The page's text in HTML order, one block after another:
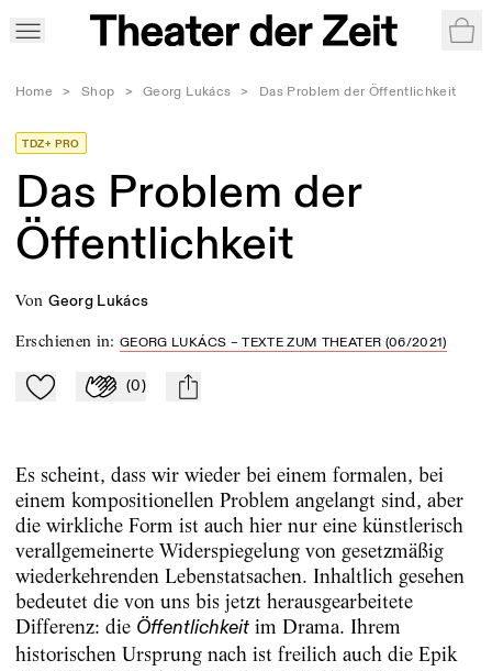
Home > Shop > Georg Lukács > Das Problem der Öffentlichkeit
TDZ+ PRO
Das Problem der
Öffentlichkeit
von Georg Lukács
Erschienen in:GEORG LUKÁCS – TEXTE ZUM THEATER (06/2021)
Zu Mein-TdZ hinzufügen
Applaudieren
(0) mail
Es scheint, dass wir wieder bei einem formalen, bei
einem kompositionellen Problem angelangt sind, aber
die wirkliche Form ist auch hier nur eine künstlerisch
verallgemeinerte Widerspiegelung von gesetzmäßig
wiederkehrenden Lebenstatsachen. Inhaltlich gesehen
bedeutet die von uns bis jetzt herausgearbeitete
Differenz: die Öffentlichkeitim Drama. Ihrem
historischen Ursprung nach ist freilich auch die Epik